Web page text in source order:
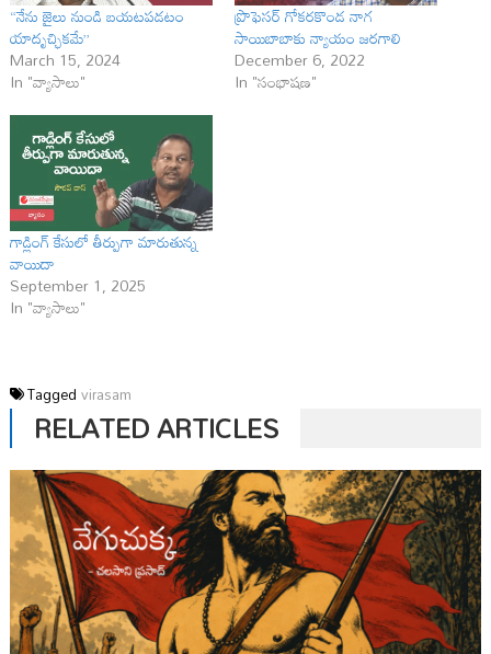
“నేను జైలు నుండి బయటపడటం
యాదృచ్ఛికమే”
March 15, 2024
In "వ్యాసాలు"
ప్రొఫెసర్ గోకరకొండ నాగ
సాయిబాబాకు న్యాయం జరగాలి
December 6, 2022
In "సంభాషణ"
గాడ్లింగ్ కేసులో తీర్పుగా మారుతున్న
వాయిదా
September 1, 2025
In "వ్యాసాలు"
Taggedvirasam
RELATED ARTICLES